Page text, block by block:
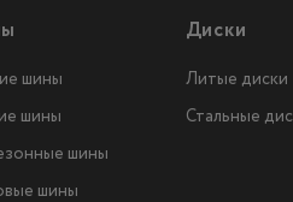
шины
шины
шины
шины
Диски
Литые диски
Стальные